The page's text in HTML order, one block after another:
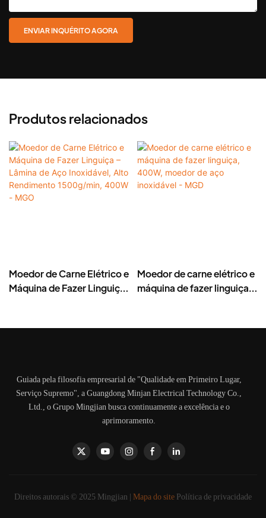
ENVIAR INQUÉRITO AGORA
Produtos relacionados
Moedor de Carne Elétrico e
Máquina de Fazer Linguiça
Rendimento 1500g/min,
Moedor de carne elétrico e
máquina de fazer linguiça,
Guiada pela filosofia empresarial de "Qualidade em Primeiro Lugar,
Serviço Supremo", a Guangdong Minjan Electrical Technology Co.,
Ltd., o Grupo Mingjian busca continuamente a excelência e o
aprimoramento.
Direitos autorais © 2025 Mingjian | Mapa do site Política de privacidade